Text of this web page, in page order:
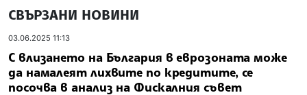
СВЪРЗАНИ НОВИНИ
03.06.2025 11:13
С влизането на България в еврозоната може
да намалеят лихвите по кредитите, се
посочва в анализ на Фискалния съвет